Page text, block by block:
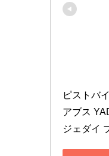
ピストバ
アブス
ジェダイ